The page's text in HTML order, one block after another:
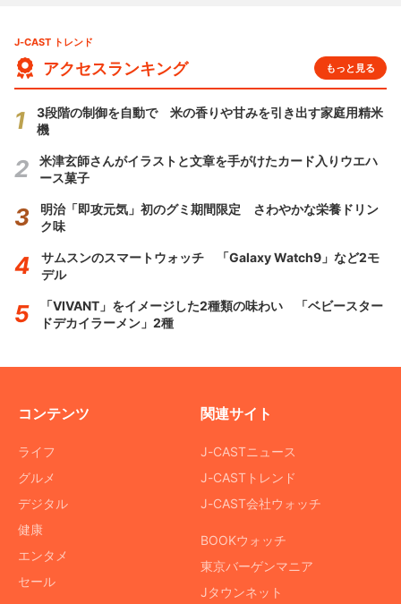
J-CAST トレンド
アクセスランキング もっと見る
3段階の制御を自動で 米の香りや甘みを引き出す家庭用精米
機
米津玄師さんがイラストと文章を手がけたカード入りウエハ
ース菓子
明治「即攻元気」初のグミ期間限定 さわやかな栄養ドリン
ク味
サムスンのスマートウォッチ 「Galaxy Watch9」など2モ
デル
「VIVANT」をイメージした2種類の味わい 「ベビースター
ドデカイラーメン」2種
コンテンツ
ライフ
グルメ
デジタル
健康
エンタメ
セール
関連サイト
J-CASTニュース
J-CASTトレンド
J-CAST会社ウォッチ
BOOKウォッチ
東京バーゲンマニア
Jタウンネット